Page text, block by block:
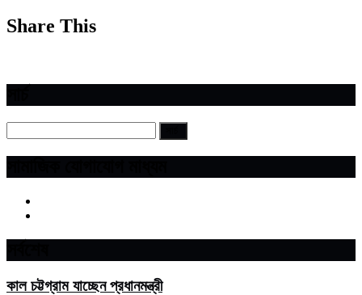
Share This
কাল চট্টগ্রাম যাচ্ছেন প্রধানমন্ত্রী